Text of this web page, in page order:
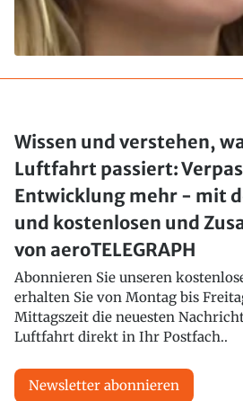
Wissen und verstehen,
Luftfahrt passiert:
Entwicklung mehr - mit
und kostenlosen und
von aeroTELEGRAPH
Abonnieren Sie unseren
erhalten Sie von Montag bis
Mittagszeit die neuesten
Luftfahrt direkt in Ihr Postfach..
Newsletter abonnieren